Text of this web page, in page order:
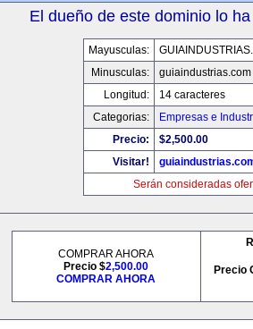
El dueño de este dominio lo
Mayusculas:
Minusculas:
guiaindustrias.com
Longitud:
14 caracteres
Categorias:
Empresas e
Precio:
$2,500.00
Visitar!
Serán consideradas
COMPRAR AHORA
Precio $2,500.00
COMPRAR AHORA
Precio